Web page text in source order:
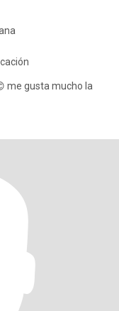
me gusta mucho la